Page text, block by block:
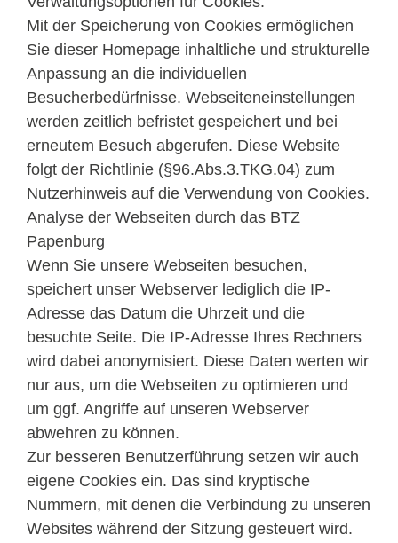
Mit der Speicherung von Cookies ermöglichen
Sie dieser Homepage inhaltliche und strukturelle
Anpassung an die individuellen
Besucherbedürfnisse. Webseiteneinstellungen
werden zeitlich befristet gespeichert und bei
erneutem Besuch abgerufen. Diese Website
folgt der Richtlinie (§96.Abs.3.TKG.04) zum
Nutzerhinweis auf die Verwendung von Cookies.
Analyse der Webseiten durch das BTZ
Papenburg
Wenn Sie unsere Webseiten besuchen,
speichert unser Webserver lediglich die IP-
Adresse das Datum die Uhrzeit und die
besuchte Seite. Die IP-Adresse Ihres Rechners
wird dabei anonymisiert. Diese Daten werten wir
nur aus, um die Webseiten zu optimieren und
um ggf. Angriffe auf unseren Webserver
abwehren zu können.
Zur besseren Benutzerführung setzen wir auch
eigene Cookies ein. Das sind kryptische
Nummern, mit denen die Verbindung zu unseren
Websites während der Sitzung gesteuert wird.